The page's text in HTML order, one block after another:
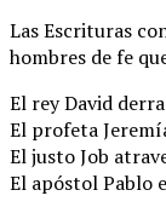
Las Escrituras
hombres de fe
El rey David
El profeta
El justo Job
El apóstol Pablo